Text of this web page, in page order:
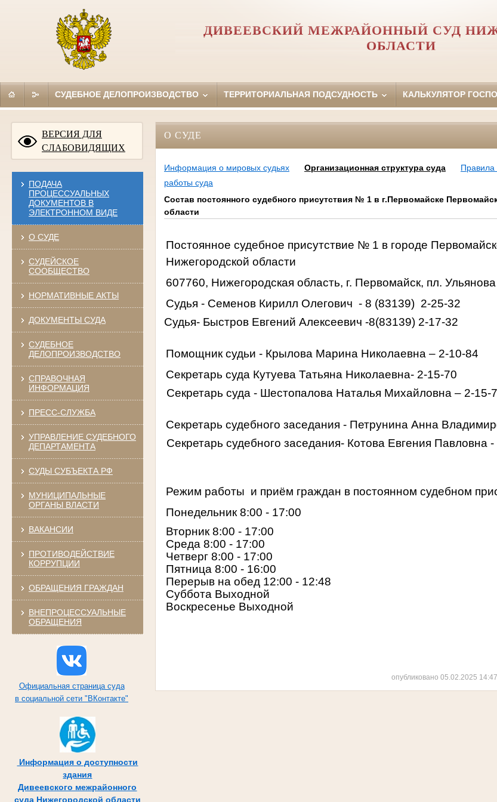
ДИВЕЕВСКИЙ МЕЖРАЙОННЫЙ СУД
ОБЛАСТИ
СУДЕБНОЕ ДЕЛОПРОИЗВОДСТВО ТЕРРИТОРИАЛЬНАЯ ПОДСУДНОСТЬ КАЛЬКУЛЯТОР
ВЕРСИЯ ДЛЯ
СЛАБОВИДЯЩИХ
ПОДАЧА
ПРОЦЕССУАЛЬНЫХ
ДОКУМЕНТОВ В
ЭЛЕКТРОННОМ ВИДЕ
О СУДЕ
СУДЕЙСКОЕ
СООБЩЕСТВО
НОРМАТИВНЫЕ АКТЫ
ДОКУМЕНТЫ СУДА
СУДЕБНОЕ
ДЕЛОПРОИЗВОДСТВО
СПРАВОЧНАЯ
ИНФОРМАЦИЯ
ПРЕСС-СЛУЖБА
УПРАВЛЕНИЕ СУДЕБНОГО
ДЕПАРТАМЕНТА
СУДЫ СУБЪЕКТА РФ
МУНИЦИПАЛЬНЫЕ
ОРГАНЫ ВЛАСТИ
ВАКАНСИИ
ПРОТИВОДЕЙСТВИЕ
КОРРУПЦИИ
ОБРАЩЕНИЯ ГРАЖДАН
ВНЕПРОЦЕССУАЛЬНЫЕ
ОБРАЩЕНИЯ
Официальная страница суда
в социальной сети "ВКонтакте"
Информация о доступности
здания
Дивеевского межрайонного
суда Нижегородской области
О СУДЕ
Информация о мировых судьях Организационная структура суда Правила
работы суда
Состав постоянного судебного присутствия № 1 в г.Первомайске
области
Постоянное судебное присутствие № 1 в городе
Нижегородской области
607760, Нижегородская область, г. Первомайск, пл.
Судья - Семенов Кирилл Олегович - 8 (83139) 2-25-32
Судья- Быстров Евгений Алексеевич -8(83139) 2-17-32
Помощник судьи - Крылова Марина Николаевна – 2-10-84
Секретарь суда Кутуева Татьяна Николаевна- 2-15-70
Секретарь суда - Шестопалова Наталья Михайловна – 2-15-
Секретарь судебного заседания - Петрунина Анна
Секретарь судебного заседания- Котова Евгения Павловна
Режим работы и приём граждан в постоянном судебном
Понедельник 8:00 - 17:00
Вторник 8:00 - 17:00
Среда 8:00 - 17:00
Четверг 8:00 - 17:00
Пятница 8:00 - 16:00
Перерыв на обед 12:00 - 12:48
Суббота Выходной
Воскресенье Выходной
опубликовано 05.02.2025